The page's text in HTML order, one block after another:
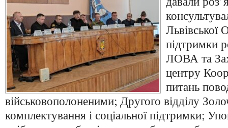
підтримки
ЛОВА та
центру
питань
військовополоненими; Другого відділу
комплектування і соціальної підтримки;